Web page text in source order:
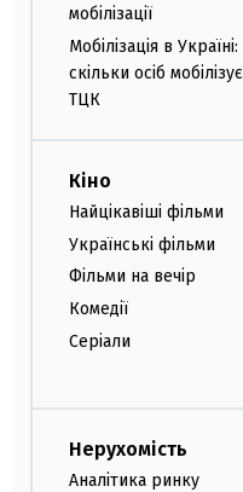
мобілізації
Мобілізація в Україні:
скільки осіб мобілізує
ТЦК
Кіно
Найцікавіші фільми
Українські фільми
Фільми на вечір
Комедії
Серіали
Нерухомість
Аналітика ринку